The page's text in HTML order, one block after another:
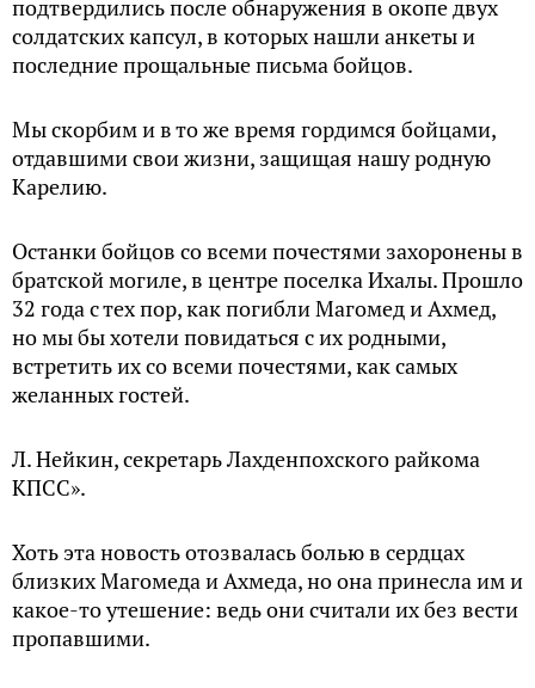
подтвердились после обнаружения в окопе двух
солдатских капсул, в которых нашли анкеты и
последние прощальные письма бойцов.
Мы скорбим и в то же время гордимся бойцами,
отдавшими свои жизни, защищая нашу родную
Карелию.
Останки бойцов со всеми почестями захоронены в
братской могиле, в центре поселка Ихалы. Прошло
32 года с тех пор, как погибли Магомед и Ахмед,
но мы бы хотели повидаться с их родными,
встретить их со всеми почестями, как самых
желанных гостей.
Л. Нейкин, секретарь Лахденпохского райкома
КПСС».
Хоть эта новость отозвалась болью в сердцах
близких Магомеда и Ахмеда, но она принесла им и
какое-то утешение: ведь они считали их без вести
пропавшими.